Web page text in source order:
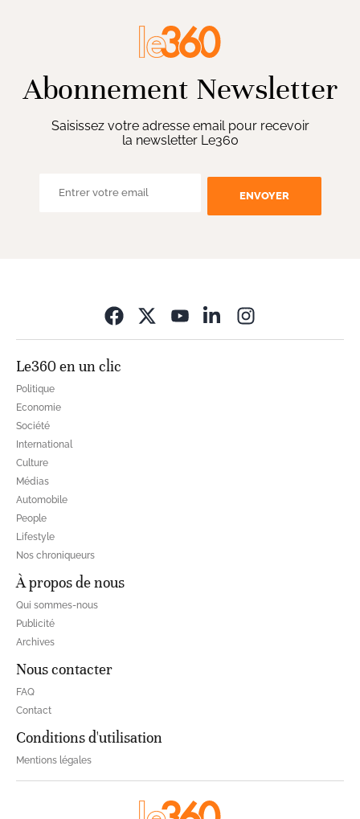
Abonnement Newsletter
Saisissez votre adresse email pour recevoir
la newsletter Le360
ENVOYER
Le360 en un clic
Politique
Economie
Société
International
Culture
Médias
Automobile
People
Lifestyle
Nos chroniqueurs
À propos de nous
Qui sommes-nous
Publicité
Archives
Nous contacter
FAQ
Contact
Conditions d'utilisation
Mentions légales